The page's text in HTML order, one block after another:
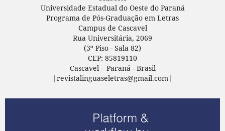
Universidade Estadual do Oeste do Paraná
Programa de Pós-Graduação em Letras
Campus de Cascavel
Rua Universitária, 2069
(3º Piso - Sala 82)
CEP: 85819110
Cascavel – Paraná - Brasil
|revistalinguaseletras@gmail.com|